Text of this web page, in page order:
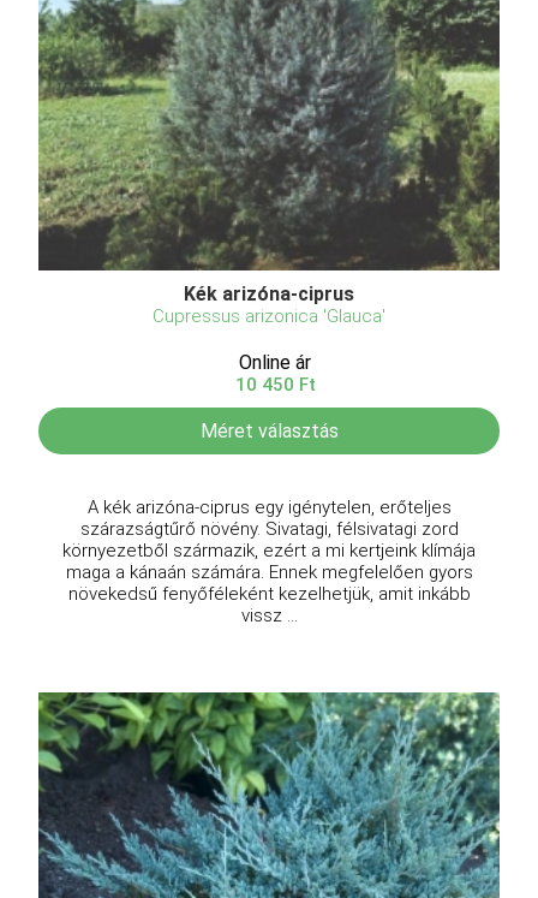
Kék arizóna-ciprus
Cupressus arizonica 'Glauca'
Online ár
10 450 Ft
Méret választás
A kék arizóna-ciprus egy igénytelen, erőteljes
szárazságtűrő növény. Sivatagi, félsivatagi zord
környezetből származik, ezért a mi kertjeink klímája
maga a kánaán számára. Ennek megfelelően gyors
növekedsű fenyőféleként kezelhetjük, amit inkább
vissz ...